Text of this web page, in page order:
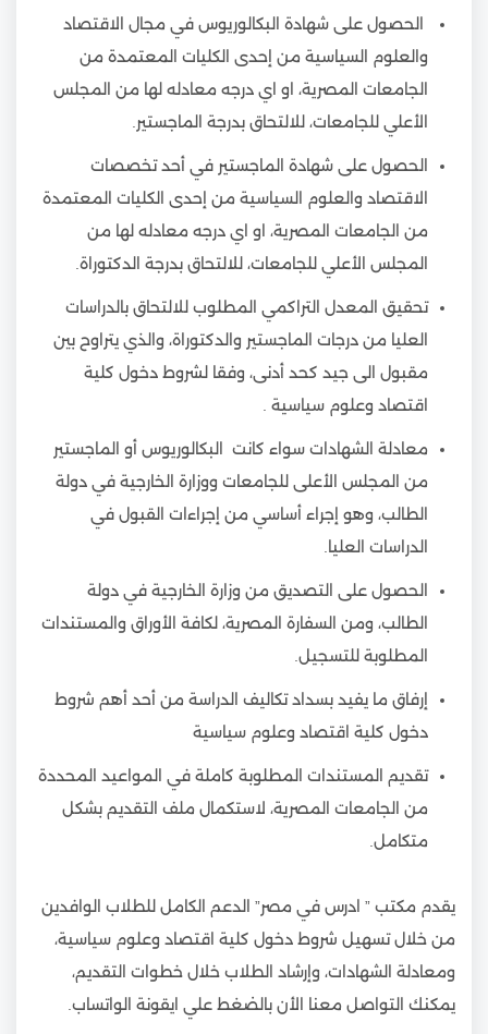
الحصول على شهادة البكالوريوس في مجال الاقتصاد
والعلوم السياسية من إحدى الكليات المعتمدة من
الجامعات المصرية، او اي درجه معادله لها من المجلس
الأعلي للجامعات، للالتحاق بدرجة الماجستير.
الحصول على شهادة الماجستير في أحد تخصصات
الاقتصاد والعلوم السياسية من إحدى الكليات المعتمدة
من الجامعات المصرية، او اي درجه معادله لها من
المجلس الأعلي للجامعات، للالتحاق بدرجة الدكتوراة.
تحقيق المعدل التراكمي المطلوب للالتحاق بالدراسات
العليا من درجات الماجستير والدكتوراة، والذي يتراوح بين
مقبول الى جيد كحد أدنى، وفقا لشروط دخول كلية
اقتصاد وعلوم سياسية .
معادلة الشهادات سواء كانت البكالوريوس أو الماجستير
من المجلس الأعلى للجامعات ووزارة الخارجية في دولة
الطالب، وهو إجراء أساسي من إجراءات القبول في
الدراسات العليا.
الحصول على التصديق من وزارة الخارجية في دولة
الطالب، ومن السفارة المصرية، لكافة الأوراق والمستندات
المطلوبة للتسجيل.
إرفاق ما يفيد بسداد تكاليف الدراسة من أحد أهم شروط
دخول كلية اقتصاد وعلوم سياسية
تقديم المستندات المطلوبة كاملة في المواعيد المحددة
من الجامعات المصرية، لاستكمال ملف التقديم بشكل
متكامل.
يقدم مكتب ” ادرس في مصر” الدعم الكامل للطلاب الوافدين
من خلال تسهيل شروط دخول كلية اقتصاد وعلوم سياسية،
ومعادلة الشهادات، وإرشاد الطلاب خلال خطوات التقديم،
يمكنك التواصل معنا الأن بالضغط علي ايقونة الواتساب.